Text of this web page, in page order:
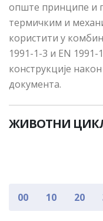
опште принципе и
термичким и
користити у
1991-1-3 и EN
конструкције
документа.
ЖИВОТНИ
00 10 20